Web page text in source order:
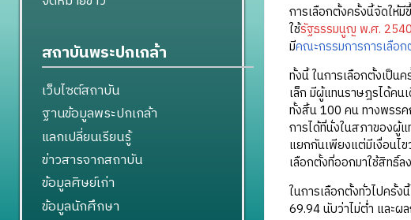
การเลือกตั้งครั้งนี้จัดให้มี
ใช้รัฐธรรมนูญ พ.ศ. 2540
มีคณะกรรมการการเลือก
ทั้งนี้ ในการเลือกตั้งเป็น
เล็ก มีผู้แทนราษฎรได้คน
ทั้งสิ้น 100 คน ทางพรรค
การได้ที่นั่งในสภาของผู้
แยกกันเพียงแต่มีเงื่อนไ
เลือกตั้งที่ออกมาใช้สิทธิ์ล
ในการเลือกตั้งทั่วไปครั้
69.94 นับว่าไม่ต่ำ และผ
สถาบันพระปกเกล้า
เว็บไซต์สถาบัน
ฐานข้อมูลพระปกเกล้า
แลกเปลี่ยนเรียนรู้
ข่าวสารจากสถาบัน
ข้อมูลศิษย์เก่า
ข้อมูลนักศึกษา